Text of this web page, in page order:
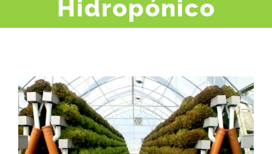
Hidropónico
Ver
imagen
más
grande